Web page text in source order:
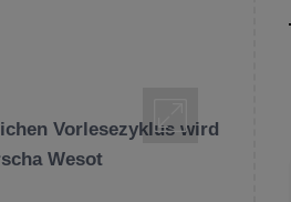
Vorlesezyklus wird
Wesot